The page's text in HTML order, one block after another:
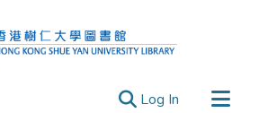
Log In (current)